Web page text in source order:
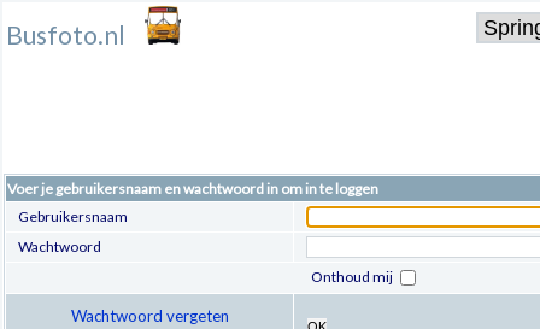
Busfoto.nl
Voer je gebruikersnaam en wachtwoord in om in te loggen
Gebruikersnaam
Wachtwoord
Onthoud mij
Wachtwoord vergeten